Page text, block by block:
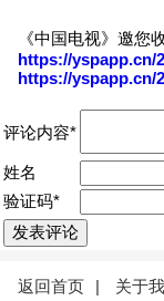
《中国电视》邀您
https://yspapp.cn/
https://yspapp.cn/
评论内容*
姓名
验证码*
返回首页 | 关于